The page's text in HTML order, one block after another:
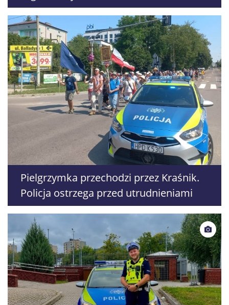
jednopłciowych. Jeden wpis wykonany,
kolejna sprawa zawieszona
Pielgrzymka przechodzi przez Kraśnik.
Policja ostrzega przed utrudnieniami